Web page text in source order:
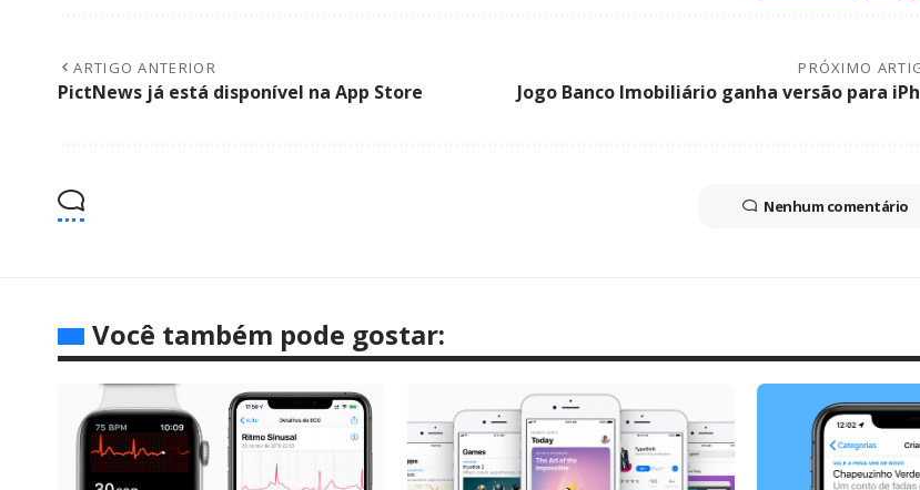
ARTIGO ANTERIOR
PictNews já está disponível na App Store
PRÓXIMO
Jogo Banco Imobiliário ganha versão para
Nenhum comentário
Você também pode gostar: